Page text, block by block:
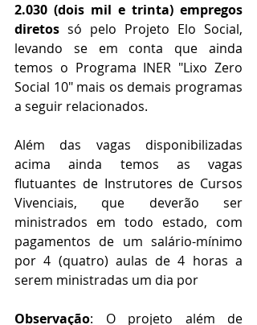
2.030 (dois mil e trinta) empregos
diretos só pelo Projeto Elo Social,
levando se em conta que ainda
temos o Programa INER "Lixo Zero
Social 10" mais os demais programas
a seguir relacionados.
Além das vagas disponibilizadas
acima ainda temos as vagas
flutuantes de Instrutores de Cursos
Vivenciais, que deverão ser
ministrados em todo estado, com
pagamentos de um salário-mínimo
por 4 (quatro) aulas de 4 horas a
serem ministradas um dia por
Observação: O projeto além de